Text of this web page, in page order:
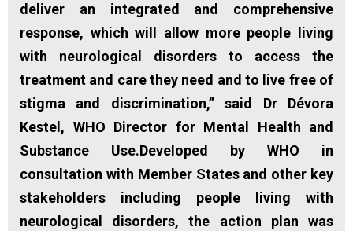
deliver an integrated and comprehensive
response, which will allow more people living
with neurological disorders to access the
treatment and care they need and to live free of
stigma and discrimination,” said Dr Dévora
Kestel, WHO Director for Mental Health and
Substance Use.Developed by WHO in
consultation with Member States and other key
stakeholders including people living with
neurological disorders, the action plan was